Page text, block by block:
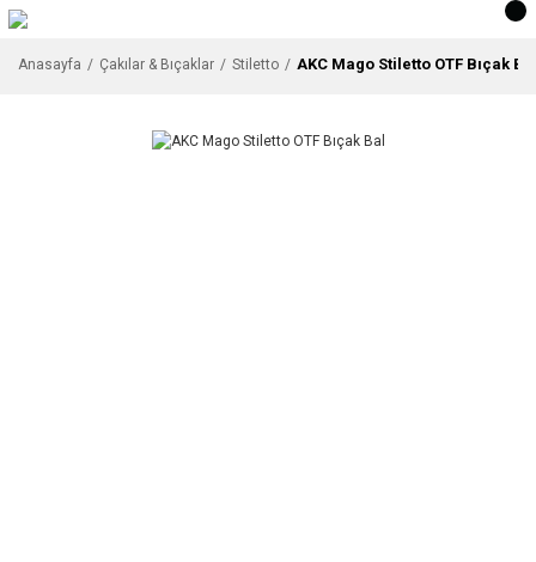
Anasayfa Çakılar & Bıçaklar Stiletto AKC Mago Stiletto OTF Bıçak